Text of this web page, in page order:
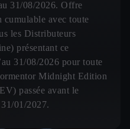
31/08/2026. Offre
cumulable avec toute
les Distributeurs
présentant ce
31/08/2026 pour toute
Midnight Edition
passée avant le
01/2027.